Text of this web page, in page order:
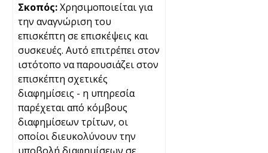
Χρησιμοποιείται για
την αναγνώριση του
επισκέπτη σε επισκέψεις και
συσκευές. Αυτό επιτρέπει στον
ιστότοπο να παρουσιάζει στον
επισκέπτη σχετικές
διαφημίσεις - η υπηρεσία
παρέχεται από κόμβους
διαφημίσεων τρίτων, οι
οποίοι διευκολύνουν την